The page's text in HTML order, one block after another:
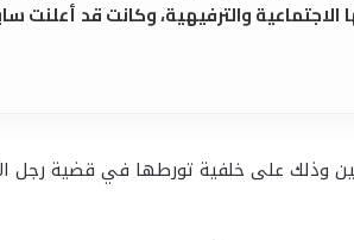
والترفيهية، وكانت قد أعلنت
وذلك على خلفية تورطها في قضية رجل